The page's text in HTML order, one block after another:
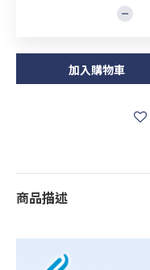
加入購物車
商品描述